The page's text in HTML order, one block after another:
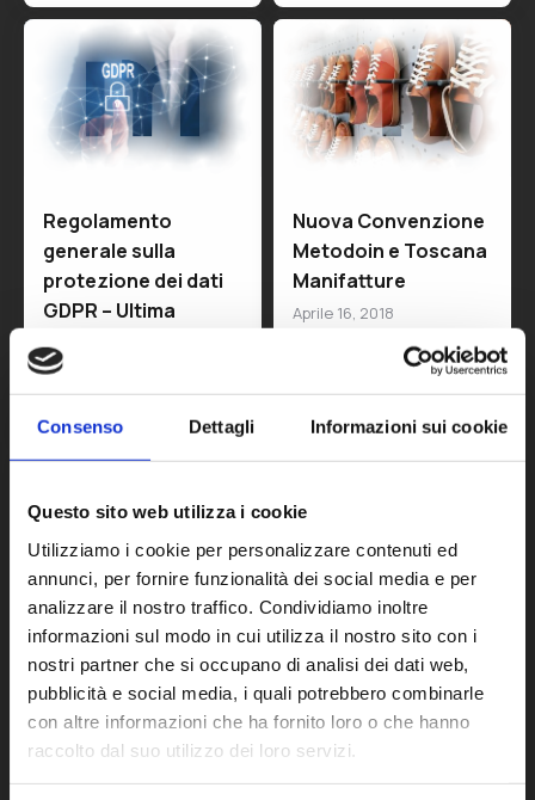
Consenso Dettagli Informazioni sui cookie
Questo sito web utilizza i cookie
Utilizziamo i cookie per personalizzare contenuti ed
annunci, per fornire funzionalità dei social media e per
analizzare il nostro traffico. Condividiamo inoltre
informazioni sul modo in cui utilizza il nostro sito con i
nostri partner che si occupano di analisi dei dati web,
pubblicità e social media, i quali potrebbero combinarle
con altre informazioni che ha fornito loro o che hanno
raccolto dal suo utilizzo dei loro servizi.
Regolamento
generale sulla
protezione dei dati
GDPR – Ultima
Chiamata
Maggio 7, 2018
Nuova Convenzione
Metodoin e Toscana
Manifatture
Aprile 16, 2018
Al via il corso di
Project Management
??
Febbraio 28, 2018
Leggi
Voucher
Digitalizzazione ⇀
Come e Perché
Approfittarne ↼
Dicembre 12, 2017